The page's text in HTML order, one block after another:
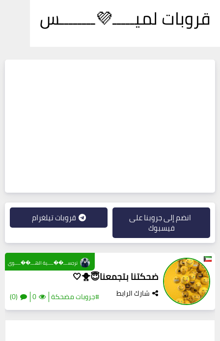
قروبات لميـــــ💜ــــــــس
انضم إلى جروبنا على
فيسبوك
قروبات تيلغرام
ضحكتنا بتجمعنا😇🐥🤍
شارك الرابط #جروبات مضحكة 0
(0)
نرجســـ��ــــية الهـــ��ــــوى